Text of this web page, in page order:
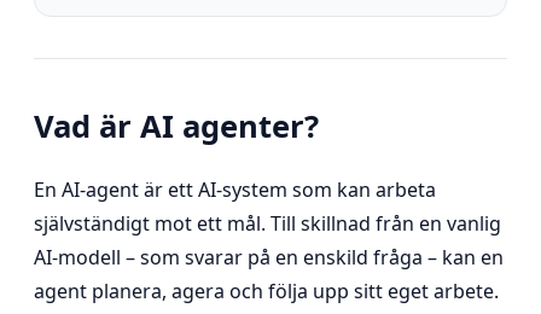
Vad är AI agenter?
En AI-agent är ett AI-system som kan arbeta
självständigt mot ett mål. Till skillnad från en vanlig
AI-modell – som svarar på en enskild fråga – kan en
agent planera, agera och följa upp sitt eget arbete.